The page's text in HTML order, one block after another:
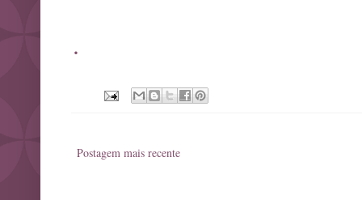
.
Postagem mais recente